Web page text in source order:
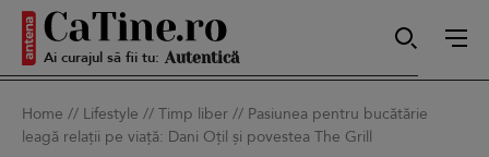
Ai curajul să fii tu: Sexy
Home // Lifestyle // Timp liber // Pasiunea pentru bucătărie
leagă relații pe viață: Dani Oțil și povestea The Grill